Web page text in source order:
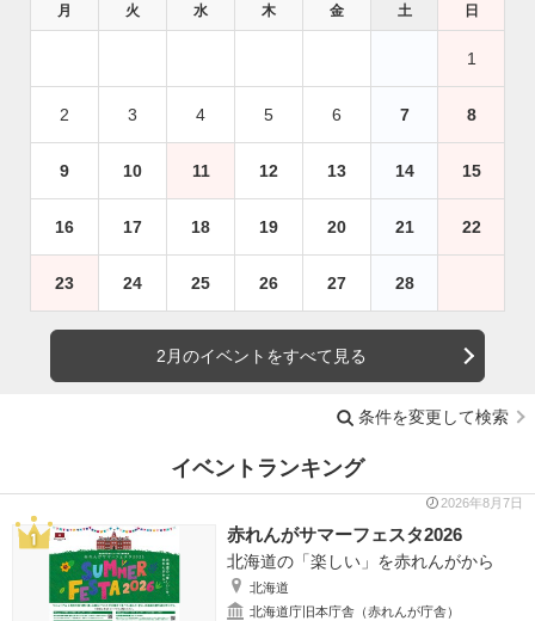
月 火 水 木 金 土 日
1
2 3 4 5 6 7 8
9 10 11 12 13 14 15
16 17 18 19 20 21 22
23 24 25 26 27 28
2月のイベントをすべて見る
条件を変更して検索
イベントランキング
2026年8月7日
赤れんがサマーフェスタ2026
北海道の「楽しい」を赤れんがから
北海道
北海道庁旧本庁舎（赤れんが庁舎）